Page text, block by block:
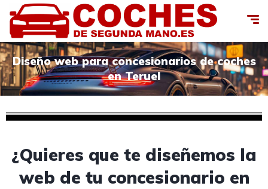
Diseño web para concesionarios de coches
en Teruel
¿Quieres que te diseñemos la
web de tu concesionario en